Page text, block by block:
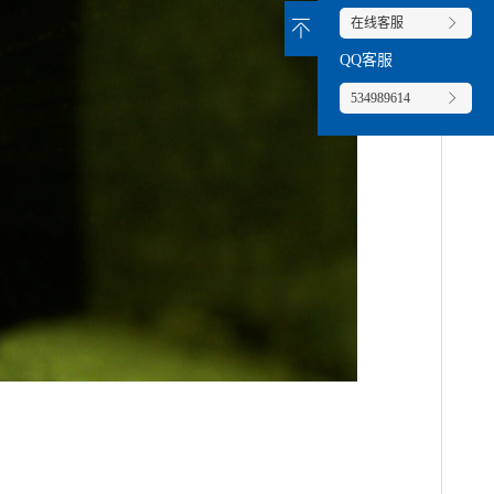
在线客服
QQ客服
534989614